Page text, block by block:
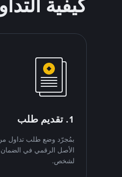
كيفية
1. تقديم طلب
بمُجرّد وضع طلب
لشخص.